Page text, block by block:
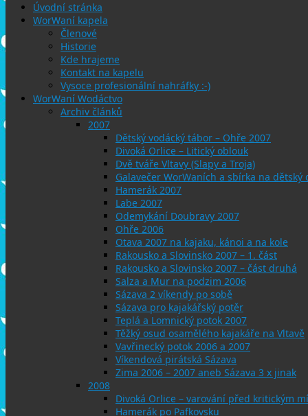
Úvodní stránka
WorWaní kapela
Členové
Historie
Kde hrajeme
Kontakt na kapelu
Vysoce profesionální nahráfky :-)
WorWaní Wodáctvo
Archiv článků
2007
Dětský vodácký tábor – Ohře 2007
Divoká Orlice – Litický oblouk
Dvě tváře Vltavy (Slapy a Troja)
Galavečer WorWaních a sbírka na dětský
Hamerák 2007
Labe 2007
Odemykání Doubravy 2007
Ohře 2006
Otava 2007 na kajaku, kánoi a na kole
Rakousko a Slovinsko 2007 – 1. část
Rakousko a Slovinsko 2007 – část druhá
Salza a Mur na podzim 2006
Sázava 2 víkendy po sobě
Sázava pro kajakářský potěr
Teplá a Lomnický potok 2007
Těžký osud osamělého kajakáře na Vltavě
Vavřinecký potok 2006 a 2007
Víkendová pirátská Sázava
Zima 2006 – 2007 aneb Sázava 3 x jinak
2008
Divoká Orlice – varování před kritickým
Hamerák po Pafkovsku